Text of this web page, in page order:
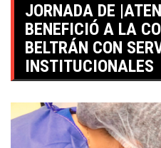
JORNADA DE
BENEFICIÓ A LA
BELTRÁN CON
INSTITUCIONALES